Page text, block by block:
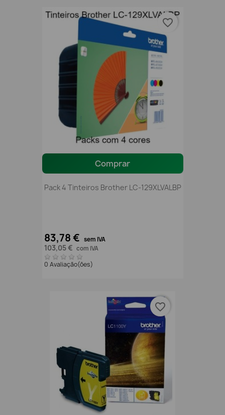
Comprar
Pack 4 Tinteiros Brother LC-129XLVALBP
83,78 € sem IVA
103,05 € com IVA
0 Avaliação(ões)
favorite_border
favorite_border